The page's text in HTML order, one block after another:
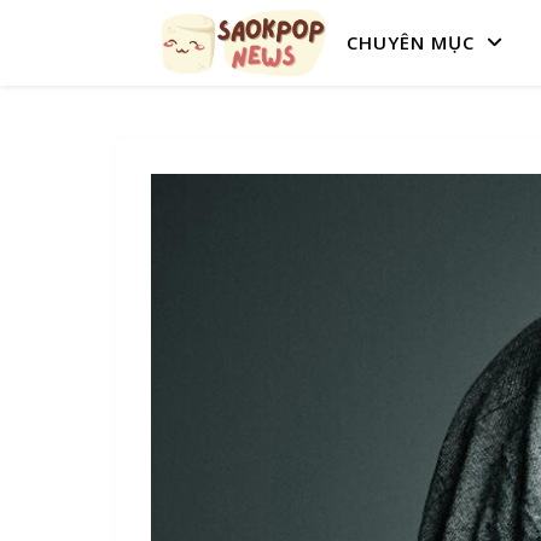
CHUYÊN MỤC